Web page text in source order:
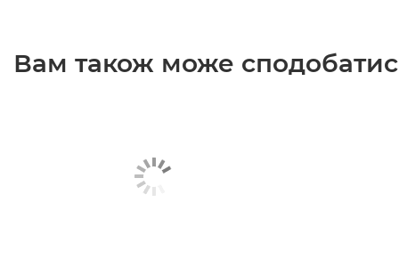
Вам також може